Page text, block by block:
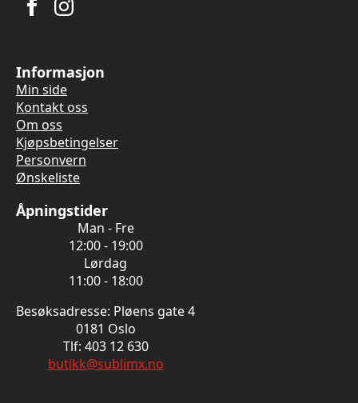
Informasjon
Min side
Kontakt oss
Om oss
Kjøpsbetingelser
Personvern
Ønskeliste
Åpningstider
Man - Fre
12:00 - 19:00
Lørdag
11:00 - 18:00
Besøksadresse: Pløens gate 4
0181 Oslo
Tlf: 403 12 630
butikk@sublimx.no